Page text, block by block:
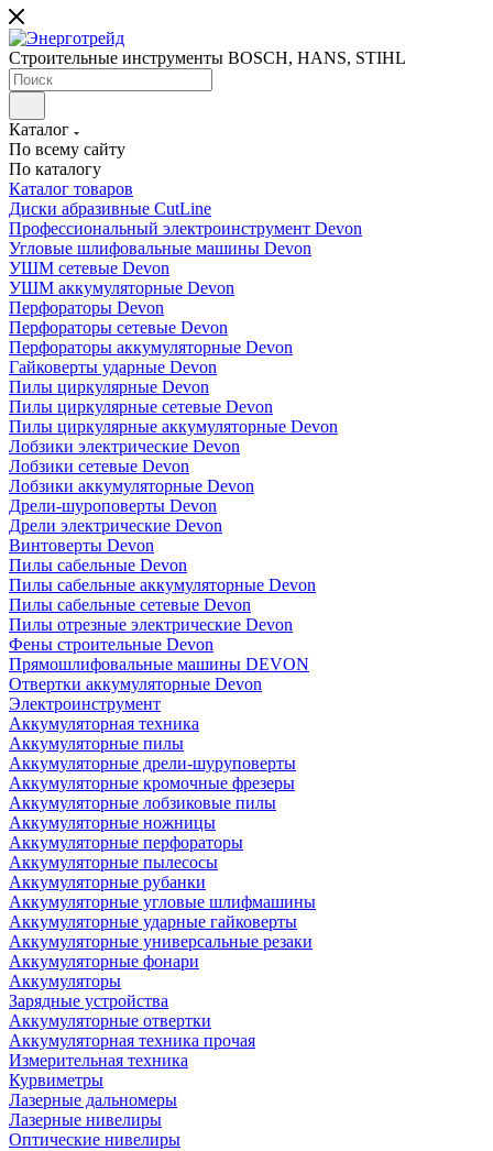
Строительные инструменты BOSCH, HANS, STIHL
Каталог
По всему сайту
По каталогу
Каталог товаров
Диски абразивные CutLine
Профессиональный электроинструмент Devon
Угловые шлифовальные машины Devon
УШМ сетевые Devon
УШМ аккумуляторные Devon
Перфораторы Devon
Перфораторы сетевые Devon
Перфораторы аккумуляторные Devon
Гайковерты ударные Devon
Пилы циркулярные Devon
Пилы циркулярные сетевые Devon
Пилы циркулярные аккумуляторные Devon
Лобзики электрические Devon
Лобзики сетевые Devon
Лобзики аккумуляторные Devon
Дрели-шуроповерты Devon
Дрели электрические Devon
Винтоверты Devon
Пилы сабельные Devon
Пилы сабельные аккумуляторные Devon
Пилы сабельные сетевые Devon
Пилы отрезные электрические Devon
Фены строительные Devon
Прямошлифовальные машины DEVON
Отвертки аккумуляторные Devon
Электроинструмент
Аккумуляторная техника
Аккумуляторные пилы
Аккумуляторные дрели-шуруповерты
Аккумуляторные кромочные фрезеры
Аккумуляторные лобзиковые пилы
Аккумуляторные ножницы
Аккумуляторные перфораторы
Аккумуляторные пылесосы
Аккумуляторные рубанки
Аккумуляторные угловые шлифмашины
Аккумуляторные ударные гайковерты
Аккумуляторные универсальные резаки
Аккумуляторные фонари
Аккумуляторы
Зарядные устройства
Аккумуляторные отвертки
Аккумуляторная техника прочая
Измерительная техника
Курвиметры
Лазерные дальномеры
Лазерные нивелиры
Оптические нивелиры